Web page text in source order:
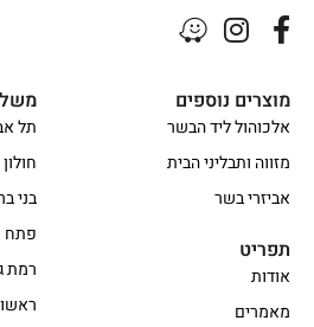
תל
חולון
בני
פתח
רמת
מוצרים נוספים
אלכוהול ליד הבשר
מזווה ותבליני הבית
אביזרי בשר
תפריט
אודות
מאמרים